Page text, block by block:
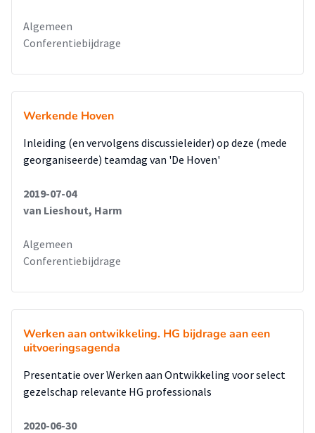
Algemeen
Conferentiebijdrage
Werkende Hoven
Inleiding (en vervolgens discussieleider) op deze (mede
georganiseerde) teamdag van 'De Hoven'
2019-07-04
van Lieshout, Harm
Algemeen
Conferentiebijdrage
Werken aan ontwikkeling. HG bijdrage aan een
uitvoeringsagenda
Presentatie over Werken aan Ontwikkeling voor select
gezelschap relevante HG professionals
2020-06-30